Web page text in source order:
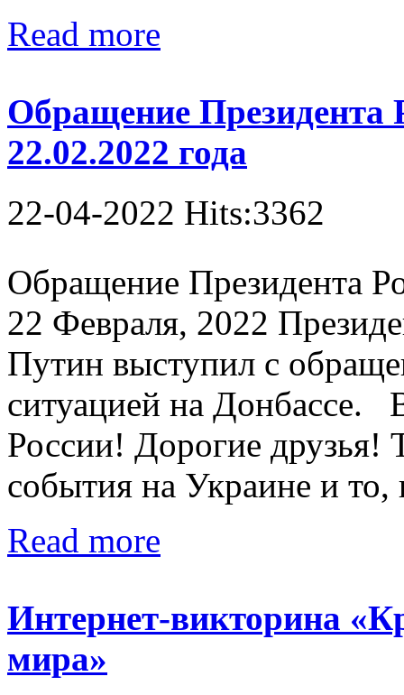
Read more
Обращение Президента
22.02.2022 года
22-04-2022 Hits:3362
Обращение Президента
22 Февраля, 2022
Путин выступил с
ситуацией на Донбассе.
России! Дорогие друзья!
события на Украине и то,
Read more
Интернет-викторина
мира»